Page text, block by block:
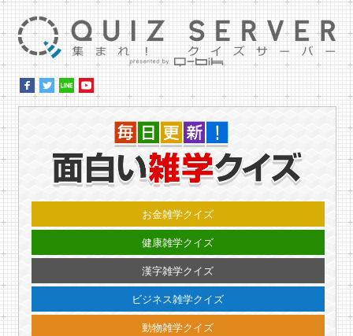
お金雑学クイズ
健康雑学クイズ
漢字雑学クイズ
ビジネス雑学クイズ
動物雑学クイズ